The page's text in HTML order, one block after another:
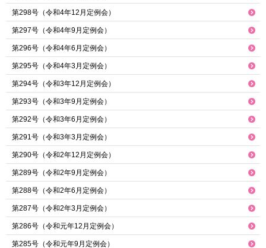
第298号（令和4年12月定例会）
第297号（令和4年9月定例会）
第296号（令和4年6月定例会）
第295号（令和4年3月定例会）
第294号（令和3年12月定例会）
第293号（令和3年9月定例会）
第292号（令和3年6月定例会）
第291号（令和3年3月定例会）
第290号（令和2年12月定例会）
第289号（令和2年9月定例会）
第288号（令和2年6月定例会）
第287号（令和2年3月定例会）
第286号（令和元年12月定例会）
第285号（令和元年9月定例会）